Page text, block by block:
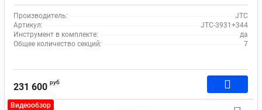
Производитель:
JTC
Артикул:
JTC-3931+344
Инструмент в комплекте:
да
Общее количество секций:
7
231 600 руб
Видеообзор